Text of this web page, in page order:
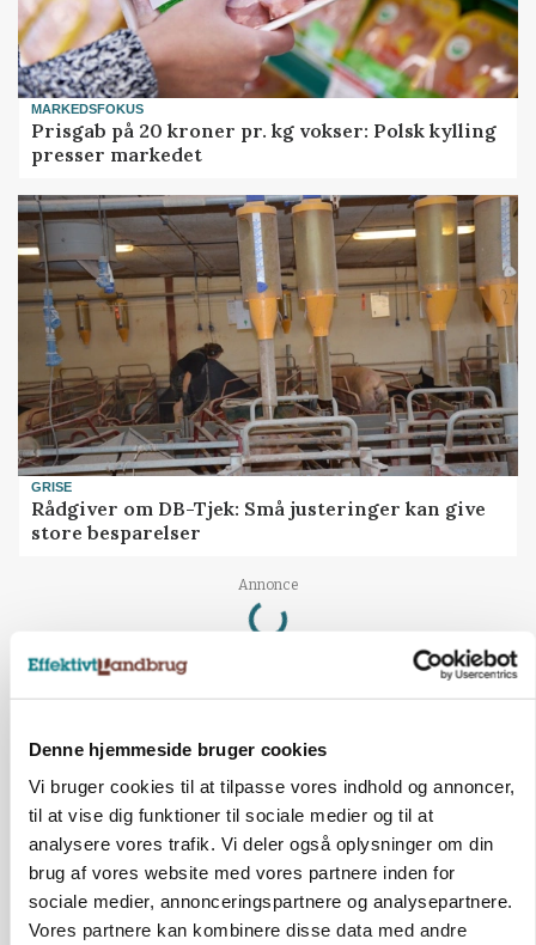
Denne hjemmeside bruger cookies
Vi bruger cookies til at tilpasse vores indhold og annoncer,
til at vise dig funktioner til sociale medier og til at
analysere vores trafik. Vi deler også oplysninger om din
brug af vores website med vores partnere inden for
sociale medier, annonceringspartnere og analysepartnere.
Vores partnere kan kombinere disse data med andre
MARKEDSFOKUS
Prisgab på 20 kroner pr. kg vokser: Polsk kylling
presser markedet
GRISE
Rådgiver om DB-Tjek: Små justeringer kan give
store besparelser
Annonce
Loading...